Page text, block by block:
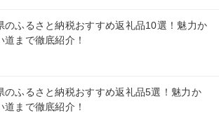
のふるさと納税おすすめ返礼品10選！魅力か
道まで徹底紹介！
のふるさと納税おすすめ返礼品5選！魅力か
道まで徹底紹介！